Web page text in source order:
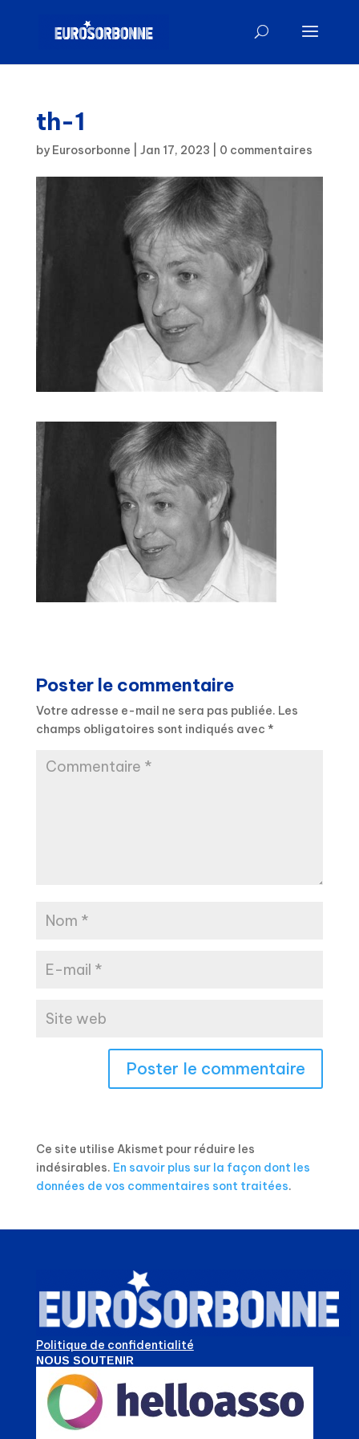
th-1
by Eurosorbonne Jan 17, 2023 0 commentaires
Poster le commentaire
Votre adresse e-mail ne sera pas publiée. Les
champs obligatoires sont indiqués avec *
Ce site utilise Akismet pour réduire les
indésirables. En savoir plus sur la façon dont les
données de vos commentaires sont traitées.
Politique de confidentialité
NOUS SOUTENIR